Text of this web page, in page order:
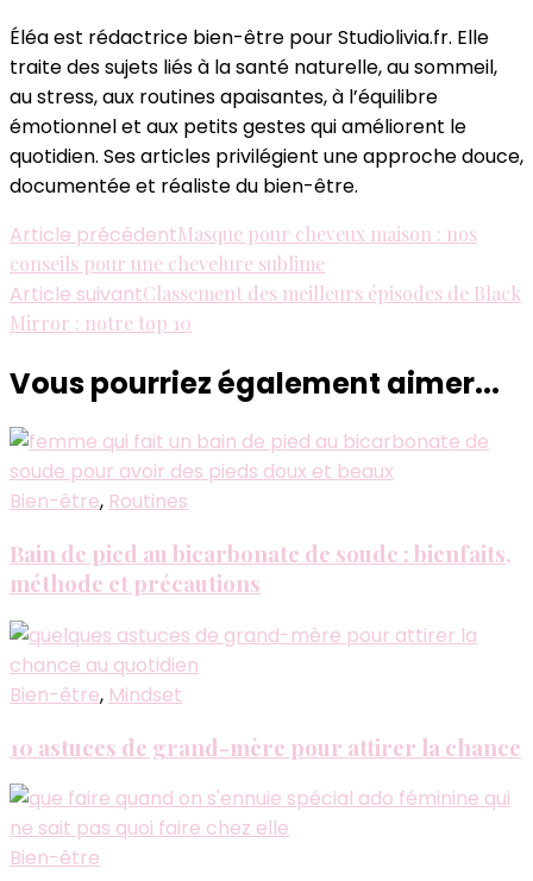
Éléa est rédactrice bien-être pour Studiolivia.fr. Elle
traite des sujets liés à la santé naturelle, au sommeil,
au stress, aux routines apaisantes, à l’équilibre
émotionnel et aux petits gestes qui améliorent le
quotidien. Ses articles privilégient une approche douce,
documentée et réaliste du bien-être.
Navigation
d'article
Article précédentMasque pour cheveux maison : nos
conseils pour une chevelure sublime
Article suivantClassement des meilleurs épisodes de Black
Mirror : notre top 10
Vous pourriez également aimer...
Bien-être, Routines
Bain de pied au bicarbonate de soude : bienfaits,
méthode et précautions
Bien-être, Mindset
10 astuces de grand-mère pour attirer la chance
Bien-être